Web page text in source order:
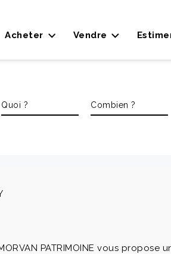
Acheter Vendre
PATRIMOINE vous propose